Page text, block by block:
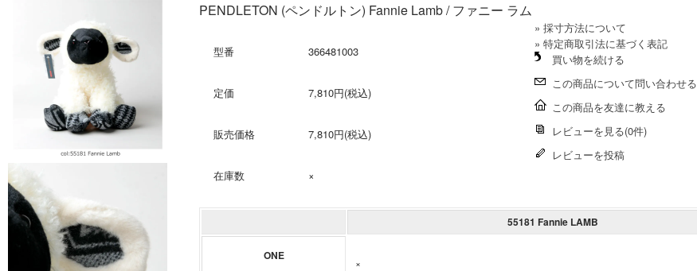
PENDLETON (ペンドルトン) Fannie Lamb / ファニー ラム
型番 366481003
定価 7,810円(税込)
販売価格 7,810円(税込)
在庫数 ×
» 採寸方法について
» 特定商取引法に基づく表記
買い物を続ける
この商品について問い合わせる
この商品を友達に教える
レビューを見る(0件)
レビューを投稿
55181 Fannie LAMB
ONE
×